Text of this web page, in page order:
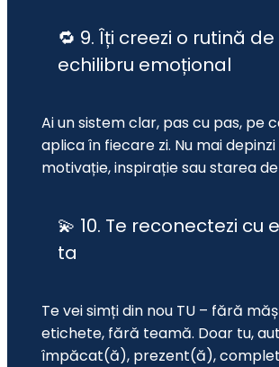
🔁 9. Îți creezi o rutină de
echilibru emoțional
Ai un sistem clar, pas cu pas, pe
aplica în fiecare zi. Nu mai
motivație, inspirație sau starea
💫 10. Te reconectezi cu
ta
Te vei simți din nou TU – fără
etichete, fără teamă. Doar tu,
împăcat(ă), prezent(ă),